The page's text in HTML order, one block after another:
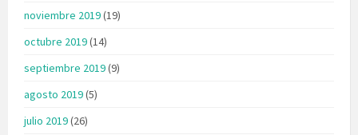
noviembre 2019(19)
octubre 2019(14)
septiembre 2019(9)
agosto 2019(5)
julio 2019(26)